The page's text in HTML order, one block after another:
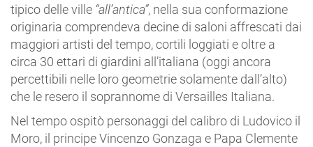
tipico delle ville “all’antica”, nella sua conformazione
originaria comprendeva decine di saloni affrescati dai
maggiori artisti del tempo, cortili loggiati e oltre a
circa 30 ettari di giardini all’italiana (oggi ancora
percettibili nelle loro geometrie solamente dall’alto)
che le resero il soprannome di Versailles Italiana.
Nel tempo ospitò personaggi del calibro di Ludovico il
Moro, il principe Vincenzo Gonzaga e Papa Clemente